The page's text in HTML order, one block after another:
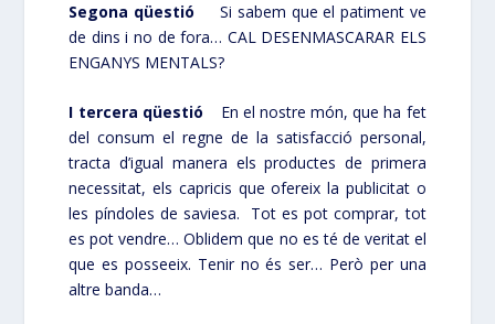
Segona qüestió Si sabem que el patiment ve
de dins i no de fora… CAL DESENMASCARAR ELS
ENGANYS MENTALS?
I tercera qüestió En el nostre món, que ha fet
del consum el regne de la satisfacció personal,
tracta d’igual manera els productes de primera
necessitat, els capricis que ofereix la publicitat o
les píndoles de saviesa. Tot es pot comprar, tot
es pot vendre… Oblidem que no es té de veritat el
que es posseeix. Tenir no és ser… Però per una
altre banda…